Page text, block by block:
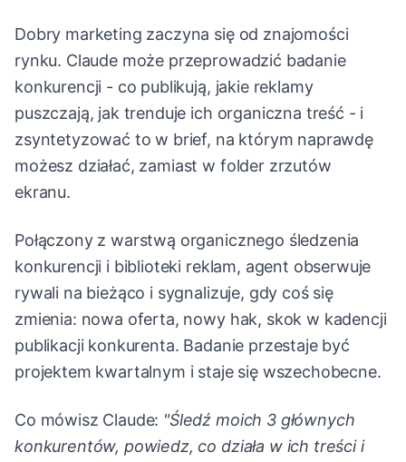
Dobry marketing zaczyna się od znajomości
rynku. Claude może przeprowadzić badanie
konkurencji - co publikują, jakie reklamy
puszczają, jak trenduje ich organiczna treść - i
zsyntetyzować to w brief, na którym naprawdę
możesz działać, zamiast w folder zrzutów
ekranu.
Połączony z warstwą organicznego śledzenia
konkurencji i biblioteki reklam, agent obserwuje
rywali na bieżąco i sygnalizuje, gdy coś się
zmienia: nowa oferta, nowy hak, skok w kadencji
publikacji konkurenta. Badanie przestaje być
projektem kwartalnym i staje się wszechobecne.
Co mówisz Claude: "Śledź moich 3 głównych
konkurentów, powiedz, co działa w ich treści i